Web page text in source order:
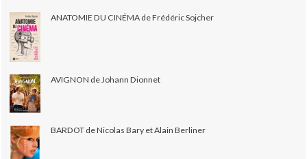
ANATOMIE DU CINÉMA de Frédéric Sojcher
AVIGNON de Johann Dionnet
BARDOT de Nicolas Bary et Alain Berliner